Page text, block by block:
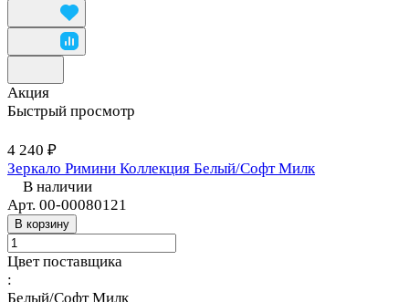
Акция
Быстрый просмотр
4 240 ₽
Зеркало Римини Коллекция Белый/Софт Милк
В наличии
Арт. 00-00080121
В корзину
Цвет поставщика
:
Белый/Софт Милк